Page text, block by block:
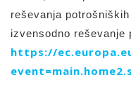
reševanja
izvensodno reševanje
https://